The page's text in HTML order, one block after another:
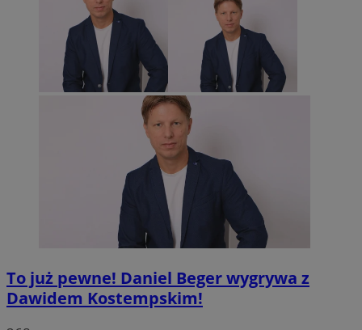
To już pewne! Daniel Beger wygrywa z
Dawidem Kostempskim!